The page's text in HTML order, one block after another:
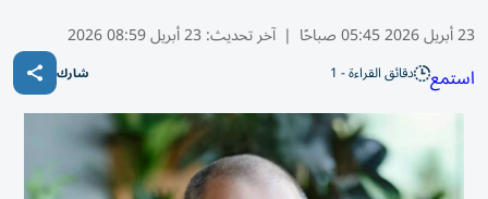
23 أبريل 2026 05:45 صباحًا | آخر تحديث: 23 أبريل 08:59 2026
استمع دقائق القراءة - 1 شارك